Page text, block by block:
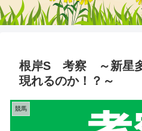
根岸S 考察 ～新星
現れるのか！？～
競馬